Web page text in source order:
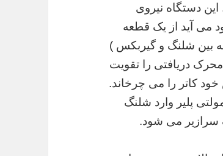
دستگاه نیروی
می آید از یک قطعه
بین شلنگ و گیربکس )
دریافتی را تقویت
کاتر را می چرخاند.
پلیر وارد شلنگ
می شود.